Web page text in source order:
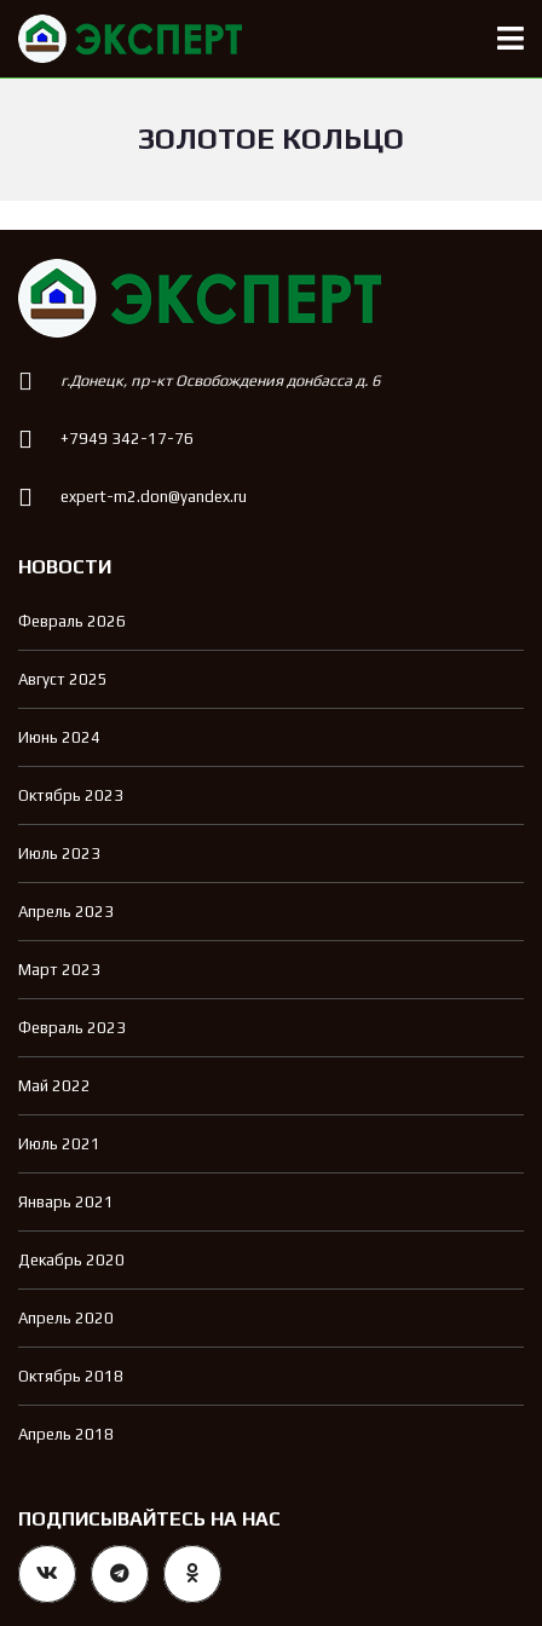
ЗОЛОТОЕ КОЛЬЦО
г.Донецк, пр-кт Освобождения донбасса д. 6
+7949 342-17-76
expert-m2.don@yandex.ru
НОВОСТИ
Февраль 2026
Август 2025
Июнь 2024
Октябрь 2023
Июль 2023
Апрель 2023
Март 2023
Февраль 2023
Май 2022
Июль 2021
Январь 2021
Декабрь 2020
Апрель 2020
Октябрь 2018
Апрель 2018
ПОДПИСЫВАЙТЕСЬ НА НАС